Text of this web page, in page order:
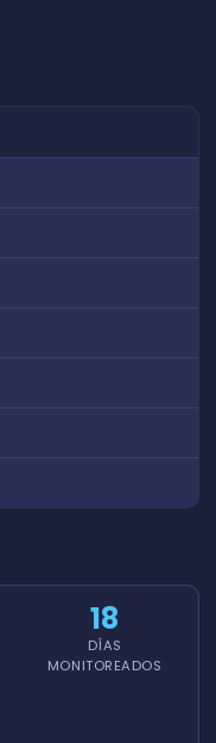
18
DÍAS
MONITOREADOS